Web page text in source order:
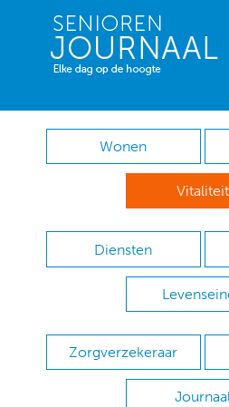
Wonen
Vitaliteit
Diensten
Zorgverzekeraar